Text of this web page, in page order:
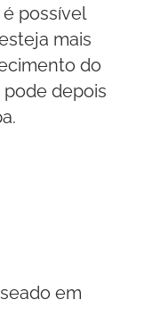
possível
mais
do
pode depois
em